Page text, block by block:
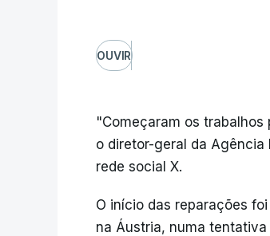
OUVIR
"Começaram os
o diretor-geral da Agência
rede social X.
O início das reparações
na Áustria, numa